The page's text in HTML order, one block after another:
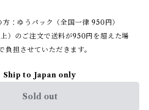
：ゆうパック（全国一律 950円）
）のご注文で送料が950円を超えた場
負担させていただきます。
Ship to Japan only
Sold out